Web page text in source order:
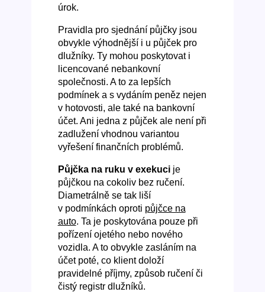
úrok.
Pravidla pro sjednání půjčky jsou
obvykle výhodnější i u půjček pro
dlužníky. Ty mohou poskytovat i
licencované nebankovní
společnosti. A to za lepších
podmínek a s vydáním peněz nejen
v hotovosti, ale také na bankovní
účet. Ani jedna z půjček ale není při
zadlužení vhodnou variantou
vyřešení finančních problémů.
Půjčka na ruku v exekucije
půjčkou na cokoliv bez ručení.
Diametrálně se tak liší
v podmínkách oproti půjčce na
auto. Ta je poskytována pouze při
pořízení ojetého nebo nového
vozidla. A to obvykle zasláním na
účet poté, co klient doloží
pravidelné příjmy, způsob ručení či
čistý registr dlužníků.